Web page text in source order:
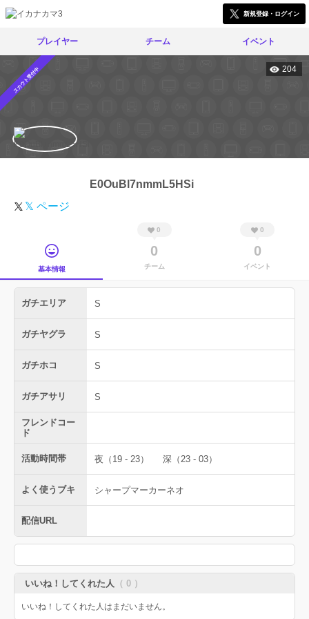
新規登録・ログイン
プレイヤー チーム イベント
スカウト受付中 204
E0OuBl7nmmL5HSi
𝕏 ページ
基本情報
0
0
チーム
0
0
イベント
ガチエリア S
ガチヤグラ S
ガチホコ S
ガチアサリ S
フレンドコー
ド
活動時間帯 夜（19 - 23） 深（23 - 03）
よく使うブキ シャープマーカーネオ
配信URL
いいね！してくれた人 （ 0 ）
いいね！してくれた人はまだいません。